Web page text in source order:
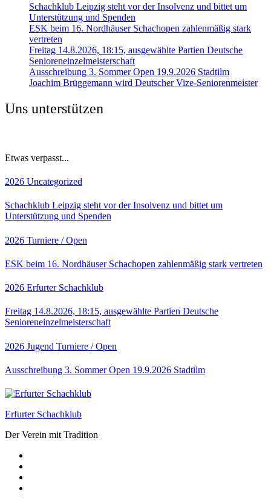
Schachklub Leipzig steht vor der Insolvenz und bittet um
Unterstützung und Spenden
ESK beim 16. Nordhäuser Schachopen zahlenmäßig stark
vertreten
Freitag 14.8.2026, 18:15, ausgewählte Partien Deutsche
Senioreneinzelmeisterschaft
Ausschreibung 3. Sommer Open 19.9.2026 Stadtilm
Joachim Brüggemann wird Deutscher Vize-Seniorenmeister
Uns unterstützen
Etwas verpasst...
2026 Uncategorized
Schachklub Leipzig steht vor der Insolvenz und bittet um
Unterstützung und Spenden
2026 Turniere / Open
ESK beim 16. Nordhäuser Schachopen zahlenmäßig stark vertreten
2026 Erfurter Schachklub
Freitag 14.8.2026, 18:15, ausgewählte Partien Deutsche
Senioreneinzelmeisterschaft
2026 Jugend Turniere / Open
Ausschreibung 3. Sommer Open 19.9.2026 Stadtilm
Erfurter Schachklub
Der Verein mit Tradition